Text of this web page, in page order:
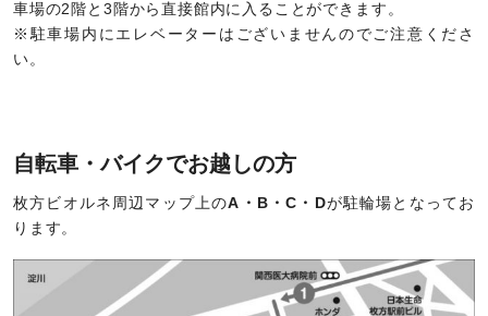
車場の2階と3階から直接館内に入ることができます。
※駐車場内にエレベーターはございませんのでご注意くださ
い。
自転車・バイクでお越しの方
枚方ビオルネ周辺マップ上のA・B・C・Dが駐輪場となってお
ります。